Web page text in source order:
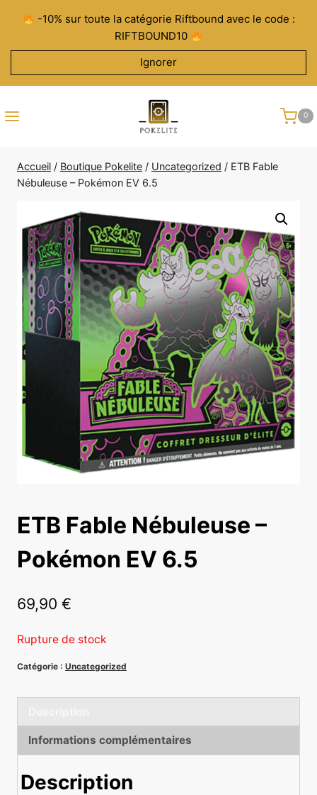
contenu
-10% sur toute la catégorie Riftbound avec le code :
RIFTBOUND10
Ignorer
0
Accueil / Boutique Pokelite / Uncategorized / ETB Fable
Nébuleuse – Pokémon EV 6.5
ETB Fable Nébuleuse –
Pokémon EV 6.5
69,90 €
Rupture de stock
Catégorie : Uncategorized
Informations complémentaires
Description